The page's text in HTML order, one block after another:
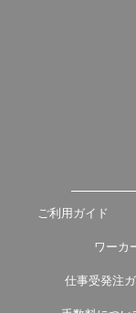
ご利用ガイド
ワーカ
仕事受発注